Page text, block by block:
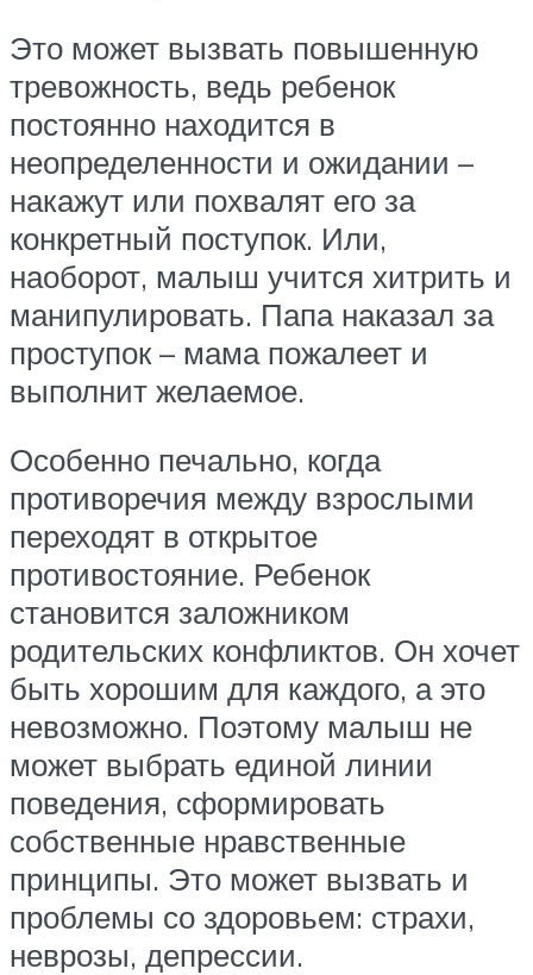
Это может вызвать повышенную
тревожность, ведь ребенок
постоянно находится в
неопределенности и ожидании –
накажут или похвалят его за
конкретный поступок. Или,
наоборот, малыш учится хитрить и
манипулировать. Папа наказал за
проступок – мама пожалеет и
выполнит желаемое.
Особенно печально, когда
противоречия между взрослыми
переходят в открытое
противостояние. Ребенок
становится заложником
родительских конфликтов. Он хочет
быть хорошим для каждого, а это
невозможно. Поэтому малыш не
может выбрать единой линии
поведения, сформировать
собственные нравственные
принципы. Это может вызвать и
проблемы со здоровьем: страхи,
неврозы, депрессии.